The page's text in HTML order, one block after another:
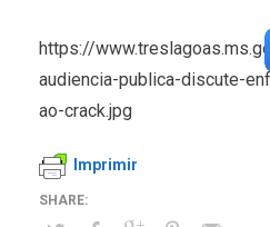
https://
audiencia-publica-discute-
ao-crack.jpg
Imprimir